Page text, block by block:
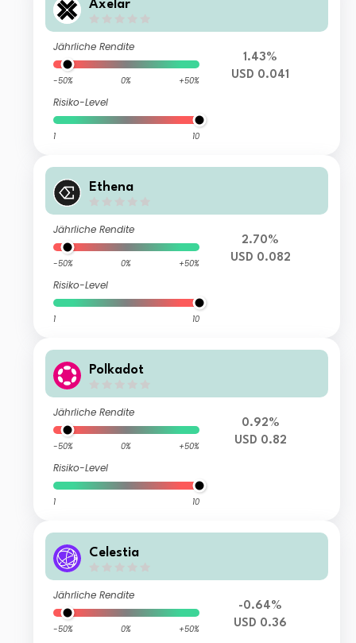
Axelar
Jährliche Rendite
-50% 0% +50%
Risiko-Level
1 10
1.43%
USD 0.041
Ethena
Jährliche Rendite
-50% 0% +50%
Risiko-Level
1 10
2.70%
USD 0.082
Polkadot
Jährliche Rendite
-50% 0% +50%
Risiko-Level
1 10
0.92%
USD 0.82
Celestia
Jährliche Rendite
-50% 0% +50%
-0.64%
USD 0.36